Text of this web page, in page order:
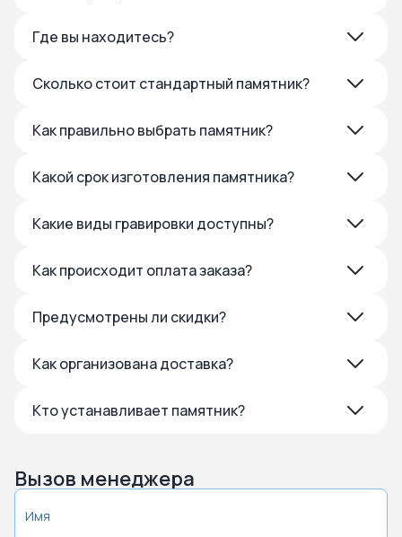
Где вы находитесь?
Сколько стоит стандартный памятник?
Как правильно выбрать памятник?
Какой срок изготовления памятника?
Какие виды гравировки доступны?
Как происходит оплата заказа?
Предусмотрены ли скидки?
Как организована доставка?
Кто устанавливает памятник?
Вызов менеджера